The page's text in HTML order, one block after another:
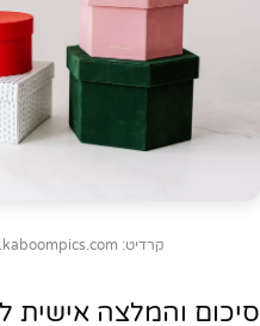
קרדיט: Karolina Grabowska www.kaboompics.com
סיכום והמלצה אישית